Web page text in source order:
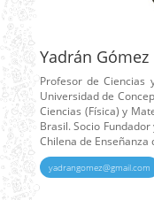
Yadrán Gómez
Profesor de Ciencias
Universidad de
Ciencias (Física) y
Brasil. Socio
Chilena de Enseñanza
yadrangomez@gmail.com